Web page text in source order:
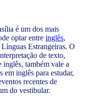
é um dos mais
optar entre inglês,
Estrangeiras. O
de texto,
inglês, também vale a
em inglês para estudar,
recentes de
do vestibular.